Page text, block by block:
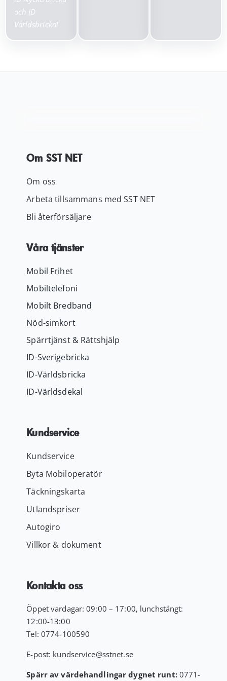
och ID
Världsbricka!
Om SST NET
Om oss
Arbeta tillsammans med SST NET
Bli återförsäljare
Våra tjänster
Mobil Frihet
Mobiltelefoni
Mobilt Bredband
Nöd-simkort
Spärrtjänst & Rättshjälp
ID-Sverigebricka
ID-Världsbricka
ID-Världsdekal
Kundservice
Kundservice
Byta Mobiloperatör
Täckningskarta
Utlandspriser
Autogiro
Villkor & dokument
Kontakta oss
Öppet vardagar: 09:00 – 17:00, lunchstängt:
12:00-13:00
Tel: 0774-100590
E-post: kundservice@sstnet.se
Spärr av värdehandlingar dygnet runt:0771-